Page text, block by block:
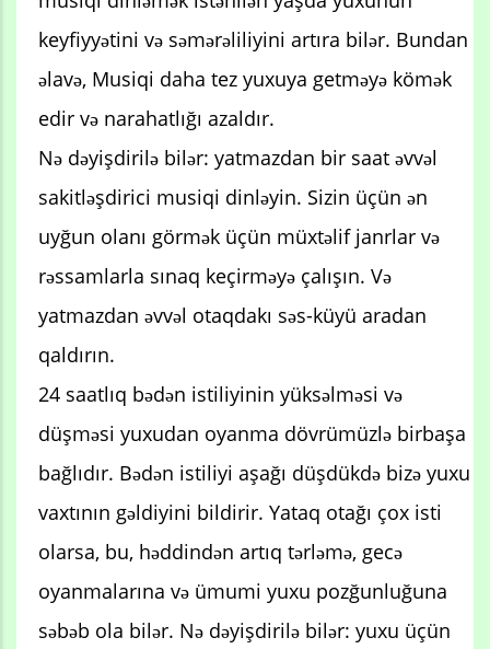
keyfiyyətini və səmərəliliyini artıra bilər. Bundan
əlavə, Musiqi daha tez yuxuya getməyə kömək
edir və narahatlığı azaldır.
Nə dəyişdirilə bilər: yatmazdan bir saat əvvəl
sakitləşdirici musiqi dinləyin. Sizin üçün ən
uyğun olanı görmək üçün müxtəlif janrlar və
rəssamlarla sınaq keçirməyə çalışın. Və
yatmazdan əvvəl otaqdakı səs-küyü aradan
qaldırın.
24 saatlıq bədən istiliyinin yüksəlməsi və
düşməsi yuxudan oyanma dövrümüzlə birbaşa
bağlıdır. Bədən istiliyi aşağı düşdükdə bizə yuxu
vaxtının gəldiyini bildirir. Yataq otağı çox isti
olarsa, bu, həddindən artıq tərləmə, gecə
oyanmalarına və ümumi yuxu pozğunluğuna
səbəb ola bilər. Nə dəyişdirilə bilər: yuxu üçün